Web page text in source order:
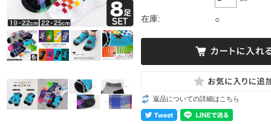
在庫: ○
返品についての詳細はこちら